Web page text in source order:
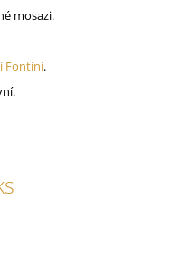
mosazi.
Fontini.